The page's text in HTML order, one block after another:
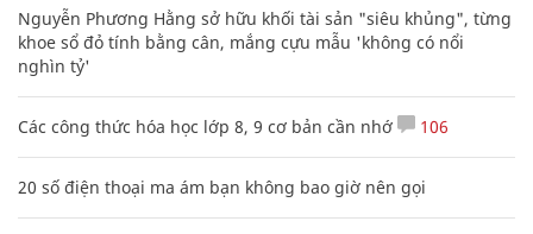
Nguyễn Phương Hằng sở hữu khối tài sản "siêu khủng", từng
khoe sổ đỏ tính bằng cân, mắng cựu mẫu 'không có nổi
nghìn tỷ'
Các công thức hóa học lớp 8, 9 cơ bản cần nhớ 106
20 số điện thoại ma ám bạn không bao giờ nên gọi